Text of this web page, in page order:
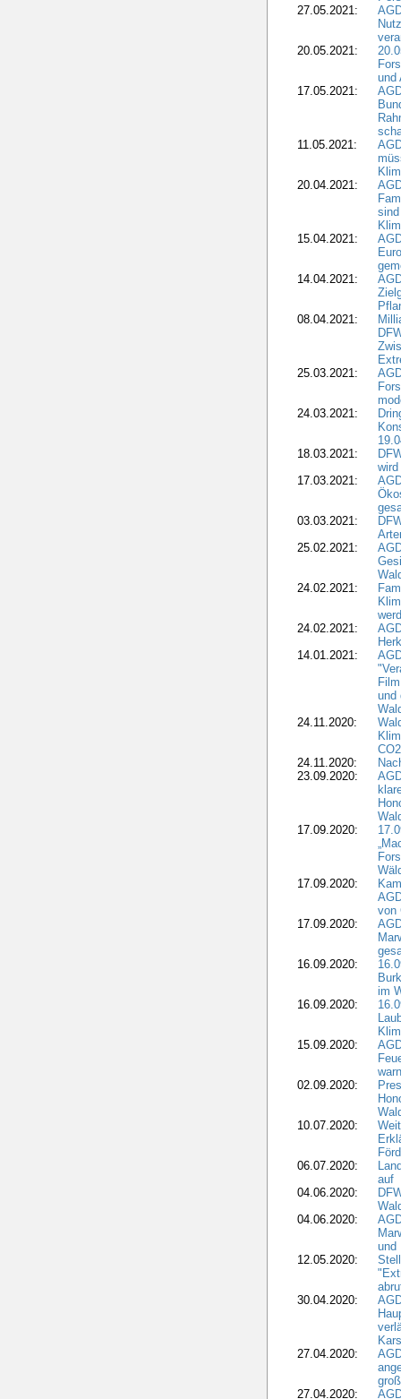
27.05.2021:
20.05.2021:
und
17.05.2021:
11.05.2021:
20.04.2021:
15.04.2021:
14.04.2021:
08.04.2021:
25.03.2021:
24.03.2021:
18.03.2021:
17.03.2021:
03.03.2021:
25.02.2021:
24.02.2021:
24.02.2021:
14.01.2021:
und
24.11.2020:
24.11.2020:
23.09.2020:
17.09.2020:
17.09.2020:
von
17.09.2020:
16.09.2020:
im
16.09.2020:
15.09.2020:
02.09.2020:
10.07.2020:
06.07.2020:
auf
04.06.2020:
04.06.2020:
und
12.05.2020:
30.04.2020:
27.04.2020:
27.04.2020: